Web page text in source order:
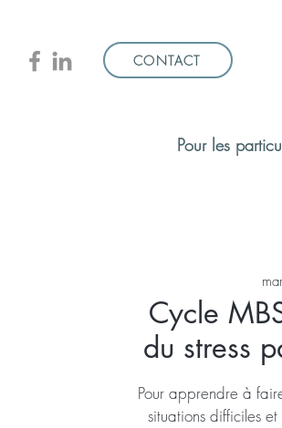
CONTACT
Cycle
du stress
Pour apprendre à
situations difficiles
Pour les